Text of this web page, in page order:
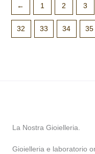
← 1 2 3
32 33 34 35
La Nostra Gioielleria.
Gioielleria e laboratorio